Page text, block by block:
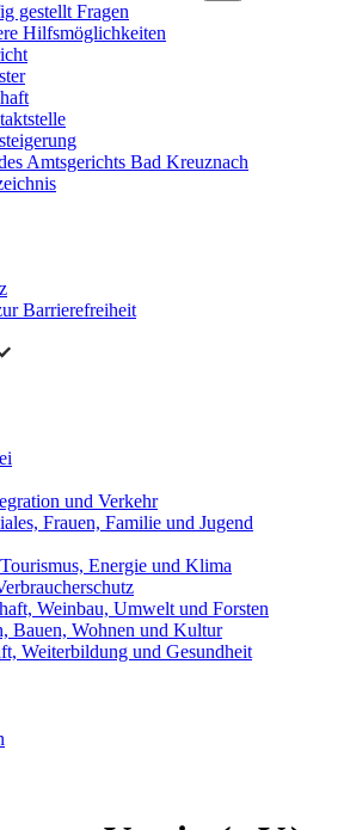
gestellt Fragen
Hilfsmöglichkeiten
Amtsgerichts Bad Kreuznach
Barrierefreiheit
und Verkehr
Frauen, Familie und Jugend
Energie und Klima
Weinbau, Umwelt und Forsten
Bauen, Wohnen und Kultur
Weiterbildung und Gesundheit